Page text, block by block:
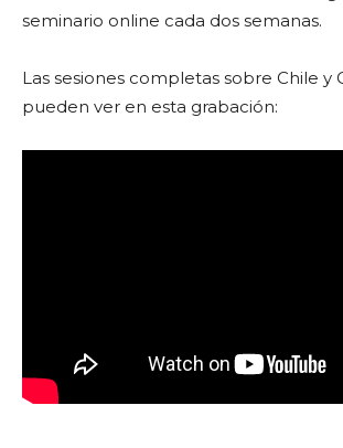
seminario online cada dos semanas.
Las sesiones completas sobre Chile y
pueden ver en esta grabación: